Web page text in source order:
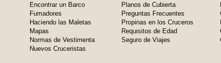
Encontrar un Barco
Fumadores
Haciendo las Maletas
Mapas
Normas de Vestimenta
Nuevos Cruceristas
Planos de Cubierta
Preguntas Frecuentes
Propinas en los Cruceros
Requisitos de Edad
Seguro de Viajes